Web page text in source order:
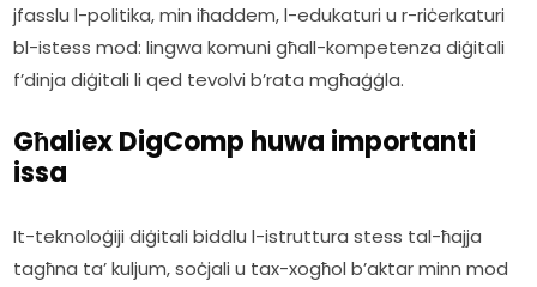
jfasslu l-politika, min iħaddem, l-edukaturi u r-riċerkaturi
bl-istess mod: lingwa komuni għall-kompetenza diġitali
f’dinja diġitali li qed tevolvi b’rata mgħaġġla.
Għaliex DigComp huwa importanti
issa
It-teknoloġiji diġitali biddlu l-istruttura stess tal-ħajja
tagħna ta’ kuljum, soċjali u tax-xogħol b’aktar minn mod